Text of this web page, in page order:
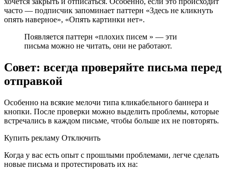
часто — подписчик запоминает паттерн «Здесь не кликнуть
опять наверное», «Опять картинки нет».
Появляется паттерн «плохих писем » — эти
письма можно не читать, они не работают.
Совет: всегда проверяйте письма перед
отправкой
Особенно на всякие мелочи типа кликабельного баннера и
кнопки. После проверки можно выделить проблемы, которые
встречались в каждом письме, чтобы больше их не повторять.
Купить рекламу Отключить
Когда у вас есть опыт с прошлыми проблемами, легче сделать
новые письма и протестировать их на: